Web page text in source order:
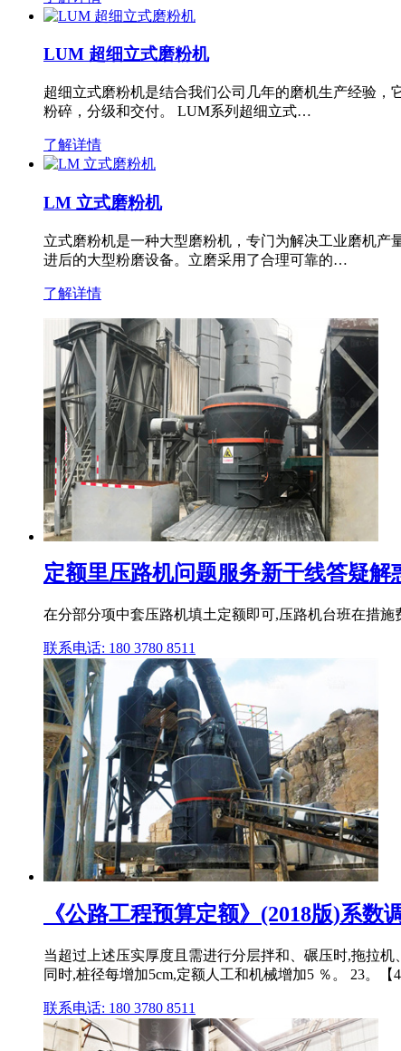
LUM 超细立式磨粉机
超细立式磨粉机是结合我们公司几年的磨机生产经验
粉碎，分级和交付。 LUM系列超细立式…
了解详情
LM 立式磨粉机
立式磨粉机是一种大型磨粉机，专门为解决工业磨机
进后的大型粉磨设备。立磨采用了合理可靠的…
了解详情
定额里压路机问题服务新干线答疑解
在分部分项中套压路机填土定额即可,压路机台班在措
联系电话: 180 3780 8511
《公路工程预算定额》(2018版)系数
当超过上述压实厚度且需进行分层拌和、碾压时,拖拉
同时,桩径每增加5cm,定额人工和机械增加5 ％。 23。【
联系电话: 180 3780 8511